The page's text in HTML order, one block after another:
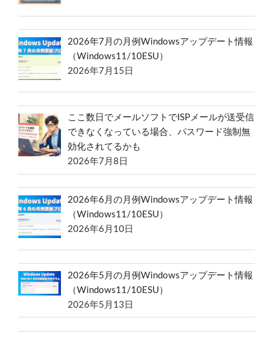
2026年7月の月例Windowsアップデート情報
（Windows11/10ESU）
2026年7月15日
ここ数日でメールソフトでISPメールが送受信
できなくなっている場合、パスワード強制無
効化されてるかも
2026年7月8日
2026年6月の月例Windowsアップデート情報
（Windows11/10ESU）
2026年6月10日
2026年5月の月例Windowsアップデート情報
（Windows11/10ESU）
2026年5月13日